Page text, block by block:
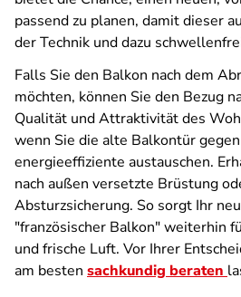
passend zu planen, damit dieser
der Technik und dazu
Falls Sie den Balkon nach dem
möchten, können Sie den Bezug
Qualität und Attraktivität des
wenn Sie die alte Balkontür
energieeffiziente austauschen.
nach außen versetzte Brüstung
Absturzsicherung. So sorgt Ihr
"französischer Balkon" weiterhin
und frische Luft. Vor Ihrer
am besten sachkundig beraten